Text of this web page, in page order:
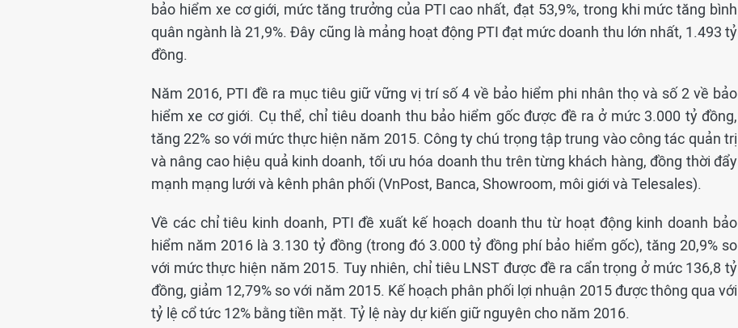
bảo hiểm xe cơ giới, mức tăng trưởng của PTI cao nhất, đạt 53,9%, trong khi mức tăng bình
quân ngành là 21,9%. Đây cũng là mảng hoạt động PTI đạt mức doanh thu lớn nhất, 1.493 tỷ
đồng.
Năm 2016, PTI đề ra mục tiêu giữ vững vị trí số 4 về bảo hiểm phi nhân thọ và số 2 về bảo
hiểm xe cơ giới. Cụ thể, chỉ tiêu doanh thu bảo hiểm gốc được đề ra ở mức 3.000 tỷ đồng,
tăng 22% so với mức thực hiện năm 2015. Công ty chú trọng tập trung vào công tác quản trị
và nâng cao hiệu quả kinh doanh, tối ưu hóa doanh thu trên từng khách hàng, đồng thời đẩy
mạnh mạng lưới và kênh phân phối (VnPost, Banca, Showroom, môi giới và Telesales).
Về các chỉ tiêu kinh doanh, PTI đề xuất kế hoạch doanh thu từ hoạt động kinh doanh bảo
hiểm năm 2016 là 3.130 tỷ đồng (trong đó 3.000 tỷ đồng phí bảo hiểm gốc), tăng 20,9% so
với mức thực hiện năm 2015. Tuy nhiên, chỉ tiêu LNST được đề ra cẩn trọng ở mức 136,8 tỷ
đồng, giảm 12,79% so với năm 2015. Kế hoạch phân phối lợi nhuận 2015 được thông qua với
tỷ lệ cổ tức 12% bằng tiền mặt. Tỷ lệ này dự kiến giữ nguyên cho năm 2016.